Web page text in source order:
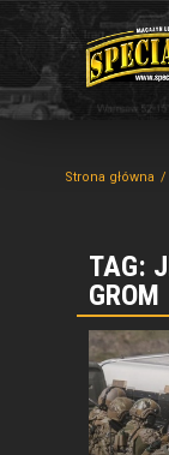
Strona główna
TAG:
GROM